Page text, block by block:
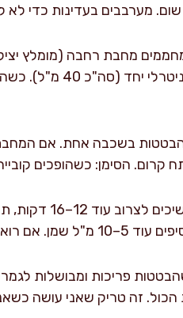
מערבבים בעדינות כדי לא
מחבת רחבה (מומלץ
2–3 דקות.
קרום. הסימן: כשהופכים
לאש בינונית.
את הכול. זה טריק שאני עושה